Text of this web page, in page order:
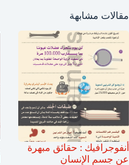
مقالات مشابهة
أنفوجرافيك : حقائق مبهرة
عن جسم الإنسان